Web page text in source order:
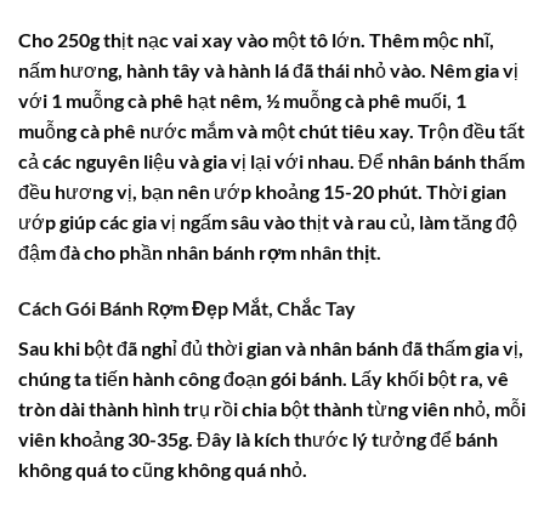
Cho 250g thịt nạc vai xay vào một tô lớn. Thêm mộc nhĩ,
nấm hương, hành tây và hành lá đã thái nhỏ vào. Nêm gia vị
với 1 muỗng cà phê hạt nêm, ½ muỗng cà phê muối, 1
muỗng cà phê nước mắm và một chút tiêu xay. Trộn đều tất
cả các nguyên liệu và gia vị lại với nhau. Để nhân bánh thấm
đều hương vị, bạn nên ướp khoảng 15-20 phút. Thời gian
ướp giúp các gia vị ngấm sâu vào thịt và rau củ, làm tăng độ
đậm đà cho phần nhân bánh rợm nhân thịt
Cách Gói Bánh Rợm Đẹp Mắt, Chắc Tay
Sau khi bột đã nghỉ đủ thời gian và nhân bánh đã thấm gia vị,
chúng ta tiến hành công đoạn gói bánh. Lấy khối bột ra, vê
tròn dài thành hình trụ rồi chia bột thành từng viên nhỏ, mỗi
viên khoảng 30-35g. Đây là kích thước lý tưởng để bánh
không quá to cũng không quá nhỏ.